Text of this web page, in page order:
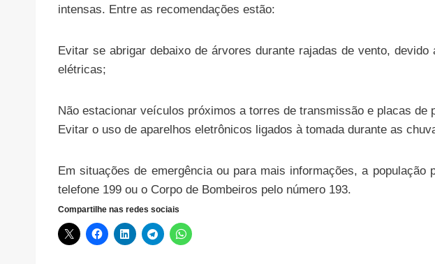
intensas. Entre as recomendações estão:
Evitar se abrigar debaixo de árvores durante rajadas de vento,
elétricas;
Não estacionar veículos próximos a torres de transmissão e placas de
Evitar o uso de aparelhos eletrônicos ligados à tomada durante as
Em situações de emergência ou para mais informações, a população
telefone 199 ou o Corpo de Bombeiros pelo número 193.
Compartilhe nas redes sociais